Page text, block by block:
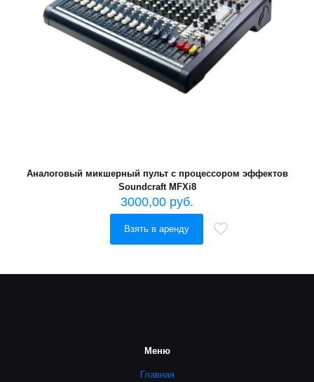
Аналоговый микшерный пульт с процессором эффектов
Soundcraft MFXi8
3000,00 руб.
Взять в аренду
Меню
Главная